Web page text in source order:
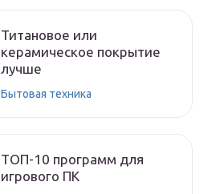
Титановое или
керамическое покрытие
лучше
Бытовая техника
ТОП-10 программ для
игрового ПК